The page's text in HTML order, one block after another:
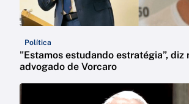
Política
"Estamos estudando estratégia”, diz
advogado de Vorcaro